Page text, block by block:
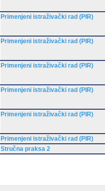
Primenjeni istraživački rad (PIR)
Primenjeni istraživački rad (PIR)
Primenjeni istraživački rad (PIR)
Primenjeni istraživački rad (PIR)
Primenjeni istraživački rad (PIR)
Primenjeni istraživački rad (PIR)
Stručna praksa 2